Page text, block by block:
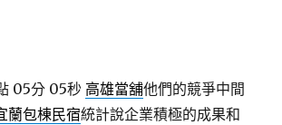
05分 05秒 高雄當舖他們的競爭中間
蘭包棟民宿統計說企業積極的成果和